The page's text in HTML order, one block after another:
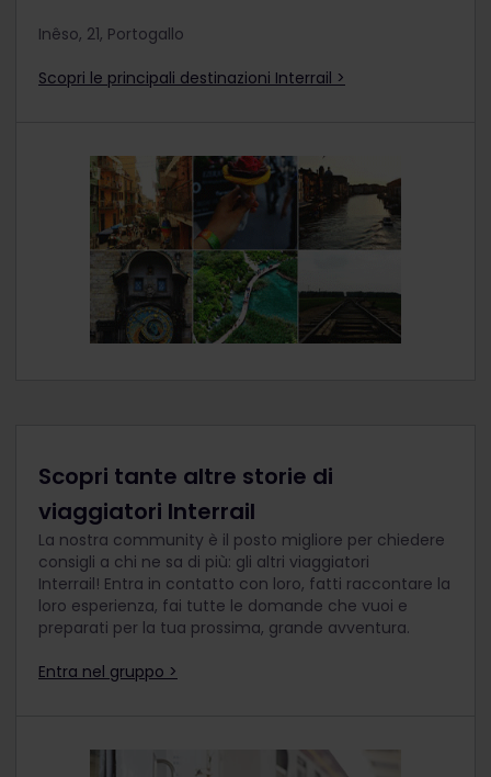
Inêso, 21, Portogallo
Scopri le principali destinazioni Interrail >
Scopri tante altre storie di
viaggiatori Interrail
La nostra community è il posto migliore per chiedere
consigli a chi ne sa di più: gli altri viaggiatori
Interrail! Entra in contatto con loro, fatti raccontare la
loro esperienza, fai tutte le domande che vuoi e
preparati per la tua prossima, grande avventura.
Entra nel gruppo >